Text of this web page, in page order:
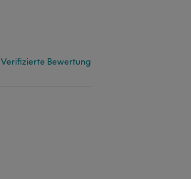
Verifizierte Bewertung